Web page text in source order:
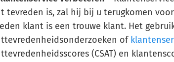
tevreden is, zal hij bij u terugkomen
klant is een trouwe klant. Het
of
(CSAT) en